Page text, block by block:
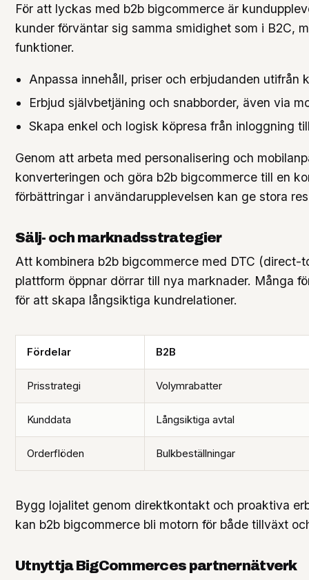
För att lyckas med b2b bigcommerce är
kunder förväntar sig samma smidighet som i B2C,
funktioner.
Anpassa innehåll, priser och erbjudanden utifrån
Erbjud självbetjäning och snabborder, även via
Skapa enkel och logisk köpresa från inloggning
Genom att arbeta med personalisering och
konverteringen och göra b2b bigcommerce till en
förbättringar i användarupplevelsen kan ge stora
Sälj- och marknadsstrategier
Att kombinera b2b bigcommerce med DTC (direct-
plattform öppnar dörrar till nya marknader. Många
för att skapa långsiktiga kundrelationer.
Fördelar B2B
Prisstrategi Volymrabatter
Kunddata Långsiktiga avtal
Orderflöden Bulkbeställningar
Bygg lojalitet genom direktkontakt och proaktiva
kan b2b bigcommerce bli motorn för både tillväxt
Utnyttja BigCommerces partnernätverk